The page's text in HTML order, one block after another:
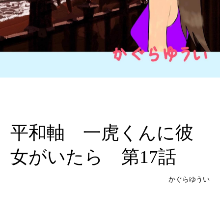
平和軸 一虎くんに彼
女がいたら 第17話
かぐらゆうい